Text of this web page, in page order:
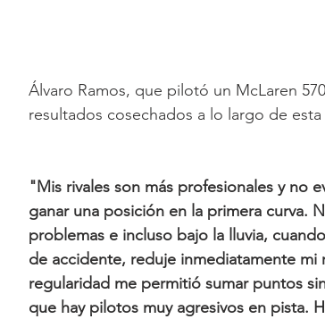
Álvaro Ramos, que pilotó un McLaren
resultados cosechados a lo largo de
"Mis rivales son más profesionales y no
ganar una posición en la primera curva.
problemas e incluso bajo la lluvia,
de accidente, reduje inmediatamente
regularidad me permitió sumar puntos
que hay pilotos muy agresivos en pista.